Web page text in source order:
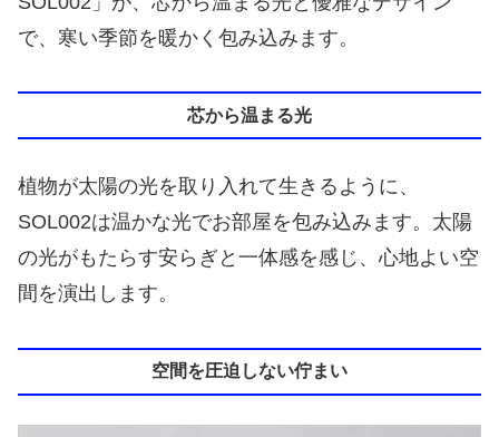
で、寒い季節を暖かく包み込みます。
芯から温まる光
植物が太陽の光を取り入れて生きるように、
SOL002は温かな光でお部屋を包み込みます。太陽
の光がもたらす安らぎと一体感を感じ、心地よい空
間を演出します。
空間を圧迫しない佇まい